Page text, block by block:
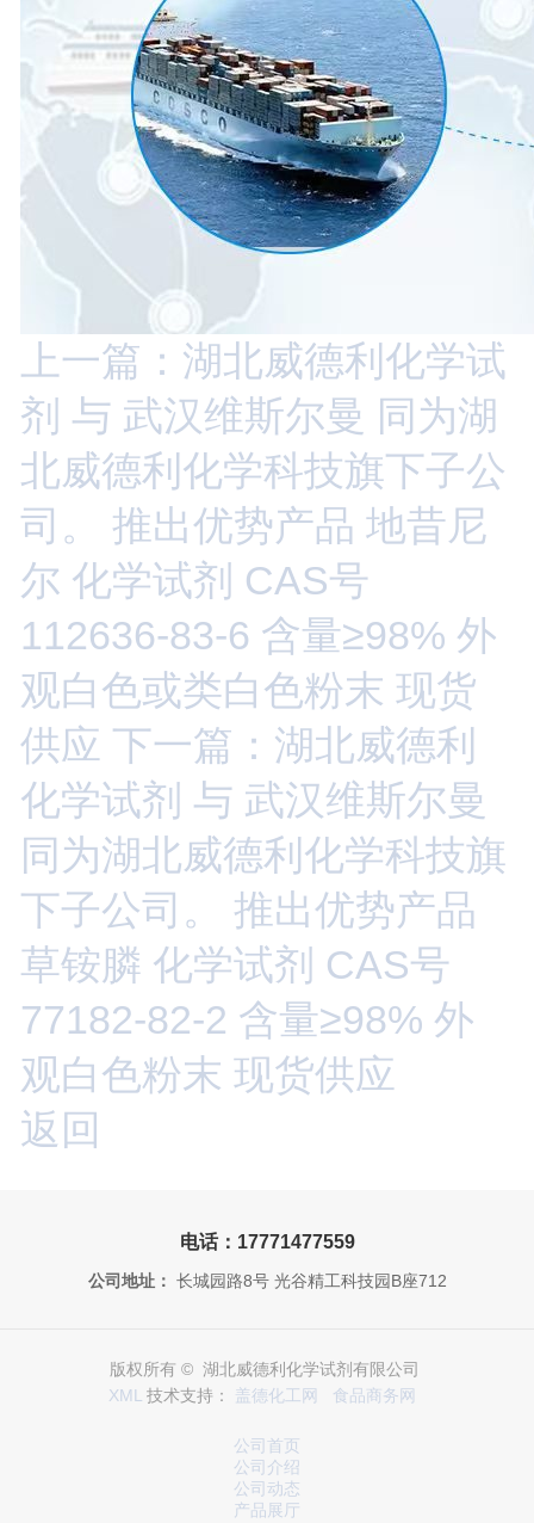
上一篇：湖北威德利化学试
剂 与 武汉维斯尔曼 同为湖
北威德利化学科技旗下子公
司。 推出优势产品 地昔尼
尔 化学试剂 CAS号
112636-83-6 含量≥98% 外
观白色或类白色粉末 现货
供应 下一篇：湖北威德利
化学试剂 与 武汉维斯尔曼
同为湖北威德利化学科技旗
下子公司。 推出优势产品
草铵膦 化学试剂 CAS号
77182-82-2 含量≥98% 外
观白色粉末 现货供应
返回
电话：17771477559
公司地址： 长城园路8号 光谷精工科技园B座712
版权所有 © 湖北威德利化学试剂有限公司
XML 技术支持： 盖德化工网 食品商务网
公司首页
公司介绍
公司动态
产品展厅